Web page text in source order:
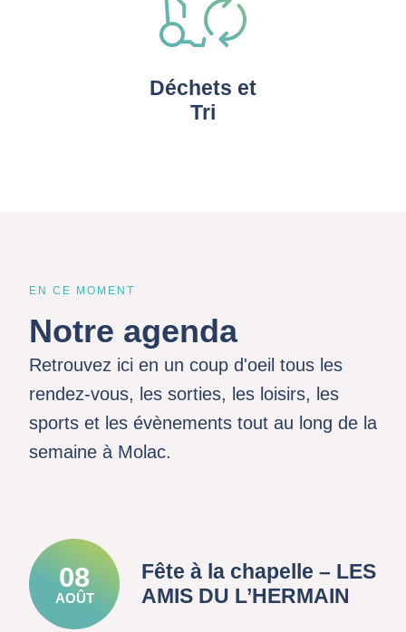
Déchets et
Tri
EN CE MOMENT
Notre agenda
Retrouvez ici en un coup d'oeil tous les
rendez-vous, les sorties, les loisirs, les
sports et les évènements tout au long de la
semaine à Molac.
08
AOÛT
Fête à la chapelle – LES
AMIS DU L’HERMAIN